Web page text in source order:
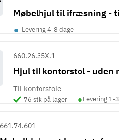
Møbelhjul til ifræsning -
• Levering 4-8 dage
Hjul til kontorstol - uden
660.26.35X.1
Til kontorstole
76 stk på lager •Levering 1-
661.74.601